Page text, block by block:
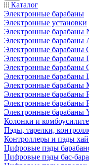
Каталог
Электронные барабаны
Электронные установки
Электронные барабаны
Электронные барабаны
Электронные барабаны
Электронные барабаны
Электронные барабаны
Электронные барабаны
Электронные барабаны
Электронные барабаны
Электронные барабаны
Электронные барабаны
Колонки и
Пэды, тарелки,
Контроллеры и пэды
Цифровые пэды
Цифровые пэды бас-